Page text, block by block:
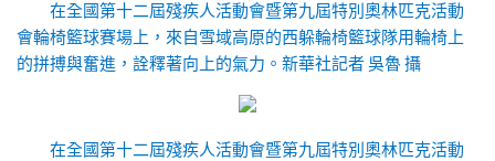
在全國第十二屆殘疾人活動會暨第九屆特別奧林匹克活動
會輪椅籃球賽場上，來自雪域高原的西躲輪椅籃球隊用輪椅上
的拼搏與奮進，詮釋著向上的氣力。 新華社記者 吳魯 攝
在全國第十二屆殘疾人活動會暨第九屆特別奧林匹克活動